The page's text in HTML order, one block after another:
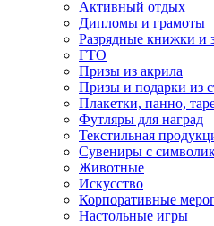
Активный отдых
Дипломы и грамоты
Разрядные книжки и
ГТО
Призы из акрила
Призы и подарки из
Плакетки, панно,
Футляры для наград
Текстильная
Сувениры с
Животные
Искусство
Корпоративные
Настольные игры